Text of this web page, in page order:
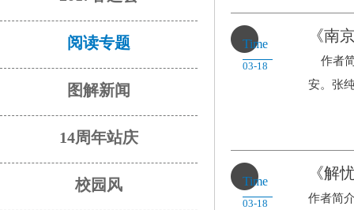
阅读专题
图解新闻
14周年站庆
校园风
Time
03-18
《南
作者
安。张
Time
03-18
《解
作者简